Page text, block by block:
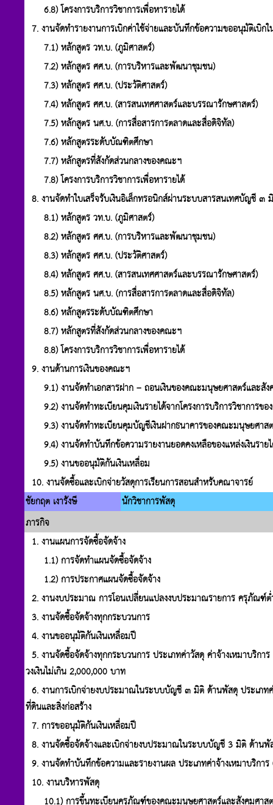
6.8) โครงการบริการวิชาการเพื่อหารายได้
7. งานจัดทำรายงานการเบิกค่าใช้จ่ายและบันทึกข้อความขออนุมัติเบิก
7.1) หลักสูตร วท.บ. (ภูมิศาสตร์)
7.2) หลักสูตร ศศ.บ. (การบริหารและพัฒนาชุมชน)
7.3) หลักสูตร ศศ.บ. (ประวัติศาสตร์)
7.4) หลักสูตร ศศ.บ. (สารสนเทศศาสตร์และบรรณารักษศาสตร์)
7.5) หลักสูตร นศ.บ. (การสื่อสารการตลาดและสื่อดิจิทัล)
7.6) หลักสูตรระดับบัณฑิตศึกษา
7.7) หลักสูตรที่สังกัดส่วนกลางของคณะฯ
7.8) โครงการบริการวิชาการเพื่อหารายได้
8. งานจัดทำใบเสร็จรับเงินอิเล็กทรอนิกส์ผ่านระบบสารสนเทศบัญชี ๓
8.1) หลักสูตร วท.บ. (ภูมิศาสตร์)
8.2) หลักสูตร ศศ.บ. (การบริหารและพัฒนาชุมชน)
8.3) หลักสูตร ศศ.บ. (ประวัติศาสตร์)
8.4) หลักสูตร ศศ.บ. (สารสนเทศศาสตร์และบรรณารักษศาสตร์)
8.5) หลักสูตร นศ.บ. (การสื่อสารการตลาดและสื่อดิจิทัล)
8.6) หลักสูตรระดับบัณฑิตศึกษา
8.7) หลักสูตรที่สังกัดส่วนกลางของคณะฯ
8.8) โครงการบริการวิชาการเพื่อหารายได้
9. งานด้านการเงินของคณะฯ
9.1) งานจัดทำเอกสารฝาก – ถอนเงินของคณะมนุษยศาสตร์และสัง
9.2) งานจัดทำทะเบียนคุมเงินรายได้จากโครงการบริการวิชาการข
9.3) งานจัดทำทะเบียนคุมบัญชีเงินฝากธนาคารของคณะมนุษยศาส
9.4) งานจัดทำบันทึกข้อความรายงานยอดคงเหลือของแหล่งเงินรา
9.5) งานขออนุมัติกันเงินเหลื่อม
10. งานจัดซื้อและเบิกจ่ายวัสดุการเรียนการสอนสำหรับคณาจารย์
ชัยกฤต เงารังษี
นักวิชาการพัสดุ
ภารกิจ
1. งานแผนการจัดซื้อจัดจ้าง
1.1) การจัดทำแผนจัดซื้อจัดจ้าง
1.2) การประกาศแผนจัดซื้อจัดจ้าง
2. งานงบประมาณ การโอนเปลี่ยนแปลงงบประมาณรายการ ครุภัณ
3. งานจัดซื้อจัดจ้างทุกกระบวนการ
4. งานขออนุมัติกันเงินเหลื่อมปี
5. งานจัดซื้อจัดจ้างทุกกระบวนการ ประเภทค่าวัสดุ ค่าจ้างเหมาบริ
วงเงินไม่เกิน 2,000,000 บาท
6. งานการเบิกจ่ายงบประมาณในระบบบัญชี ๓ มิติ ด้านพัสดุ ประเภ
ที่ดินและสิ่งก่อสร้าง
7. การขออนุมัติกันเงินเหลื่อมปี
8. งานจัดซื้อจัดจ้างและเบิกจ่ายงบประมาณในระบบบัญชี 3 มิติ ด้าน
9. งานจัดทำบันทึกข้อความและรายงานผล ประเภทค่าจ้างเหมาบริก
10. งานบริหารพัสดุ
10.1) การขึ้นทะเบียนครุภัณฑ์ของคณะมนุษยศาสตร์และสังคมศาส